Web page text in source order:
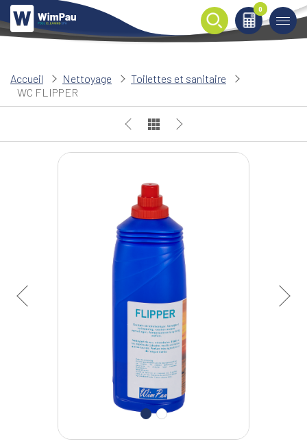
0
0
Accueil Nettoyage
Toilettes et sanitaire
WC FLIPPER